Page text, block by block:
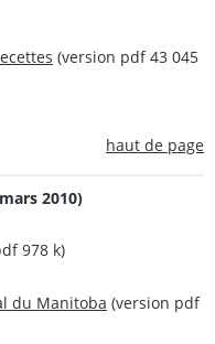
(version pdf 43 045
haut de page
2010)
978 k)
du Manitoba (version pdf